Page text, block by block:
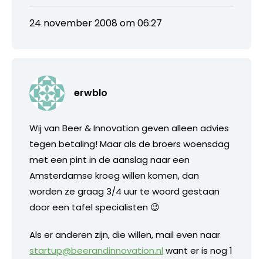
24 november 2008 om 06:27
erwblo
Wij van Beer & Innovation geven alleen advies
tegen betaling! Maar als de broers woensdag
met een pint in de aanslag naar een
Amsterdamse kroeg willen komen, dan
worden ze graag 3/4 uur te woord gestaan
door een tafel specialisten 😉
Als er anderen zijn, die willen, mail even naar
startup@beerandinnovation.nl want er is nog 1